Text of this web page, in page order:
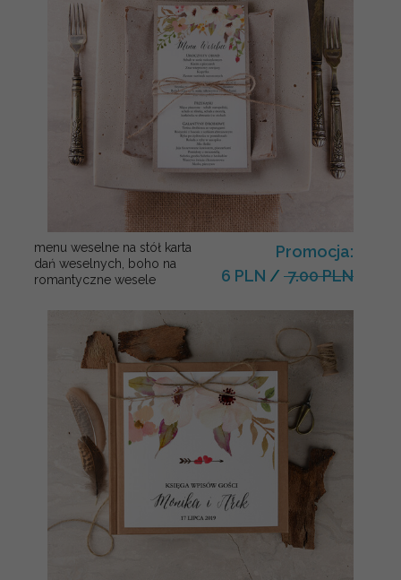
menu weselne na stół karta
dań weselnych, boho na
romantyczne wesele
Promocja:
6 PLN / 7.00 PLN